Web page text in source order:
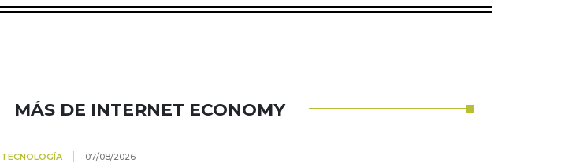
MÁS DE INTERNET ECONOMY
TECNOLOGÍA 07/08/2026